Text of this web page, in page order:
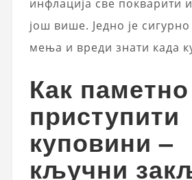
инфлација све покварити
још више. Једно је
мења и вреди знати када
Как паметно
приступити
куповини –
кључни